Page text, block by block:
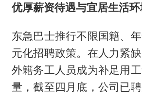
优厚薪资待遇与宜居生活
东急巴士推行不限国籍、
元化招聘政策。在人力紧
外籍务工人员成为补足用
量，截至四月底，公司已聘